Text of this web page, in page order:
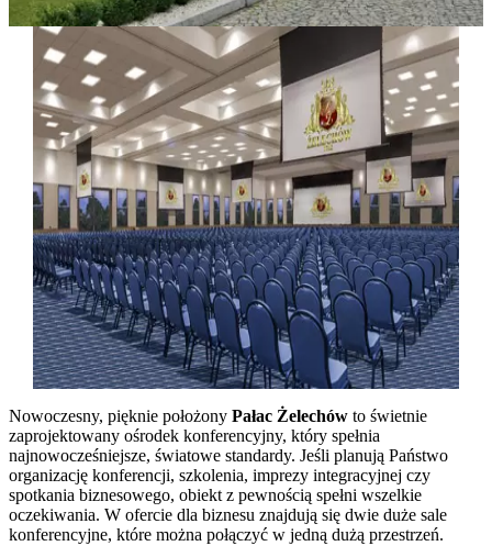
Nowoczesny, pięknie położony Pałac Żelechów to świetnie
zaprojektowany ośrodek konferencyjny, który spełnia
najnowocześniejsze, światowe standardy. Jeśli planują Państwo
organizację konferencji, szkolenia, imprezy integracyjnej czy
spotkania biznesowego, obiekt z pewnością spełni wszelkie
oczekiwania. W ofercie dla biznesu znajdują się dwie duże sale
konferencyjne, które można połączyć w jedną dużą przestrzeń.